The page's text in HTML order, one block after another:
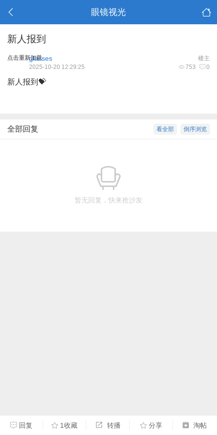
眼镜视光
新人报到
点击重新加载 楼主
glasses
753 0
2025-10-20 12:29:25
新人报到💝
倒序浏览
看全部
全部回复
暂无回复，快来抢沙发
回复 1收藏 转播 分享 淘帖